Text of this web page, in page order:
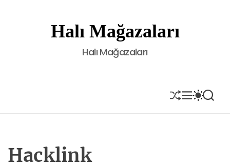
t
Halı Mağazaları
Halı Mağazaları
S
H
U
M
E
N
S
W
I
S
E
A
Hacklink